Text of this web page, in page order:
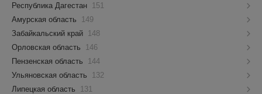
Республика Дагестан
151
Амурская область
149
Забайкальский край
148
Орловская область
146
Пензенская область
144
Ульяновская область
132
Липецкая область
131